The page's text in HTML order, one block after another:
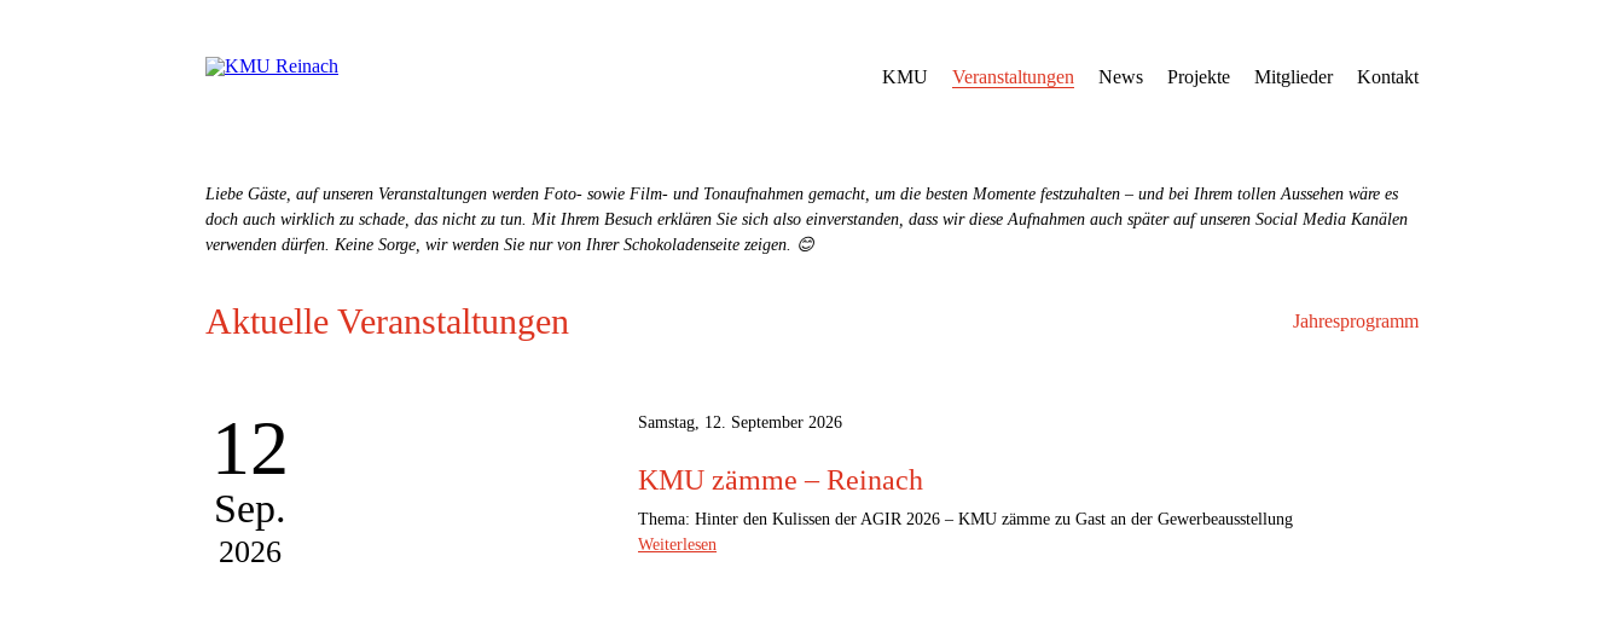
KMU Veranstaltungen News Projekte Mitglieder Kontakt
Liebe Gäste, auf unseren Veranstaltungen werden Foto- sowie Film- und Tonaufnahmen gemacht, um die besten Momente festzuhalten – und bei Ihrem tollen Aussehen wäre es
doch auch wirklich zu schade, das nicht zu tun. Mit Ihrem Besuch erklären Sie sich also einverstanden, dass wir diese Aufnahmen auch später auf unseren Social Media Kanälen
verwenden dürfen. Keine Sorge, wir werden Sie nur von Ihrer Schokoladenseite zeigen. 😊
Aktuelle Veranstaltungen Jahresprogramm
12
Sep.
2026
Samstag, 12. September 2026
KMU zämme – Reinach
Thema: Hinter den Kulissen der AGIR 2026 – KMU zämme zu Gast an der Gewerbeausstellung
Weiterlesen